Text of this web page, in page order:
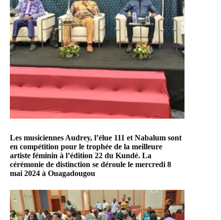
Les musiciennes Audrey, l’élue 111 et Nabalum sont
en compétition pour le trophée de la meilleure
artiste féminin à l’édition 22 du Kundé. La
cérémonie de distinction se déroule le mercredi 8
mai 2024 à Ouagadougou